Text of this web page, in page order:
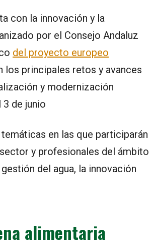
con la innovación y la
por el Consejo Andaluz
del proyecto europeo
los principales retos y avances
y modernización
de junio
en las que participarán
y profesionales del ámbito
del agua, la innovación
alimentaria